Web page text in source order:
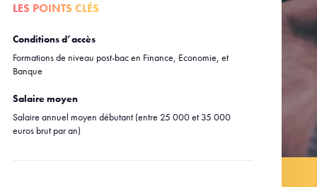
LES POINTS CLÉS
Conditions d’accès
Formations de niveau post-bac en Finance, Economie, et
Banque
Salaire moyen
Salaire annuel moyen débutant (entre 25 000 et 35 000
euros brut par an)